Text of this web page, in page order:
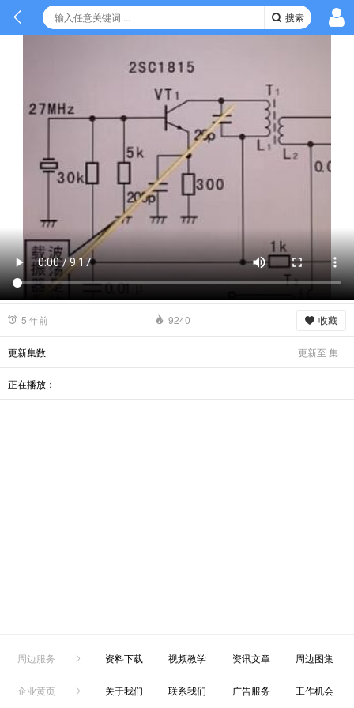
搜索
5 年前 9240 收藏
更新集数 更新至 集
正在播放：
周边服务 资料下载 视频教学 资讯文章 周边图集
企业黄页 关于我们 联系我们 广告服务 工作机会